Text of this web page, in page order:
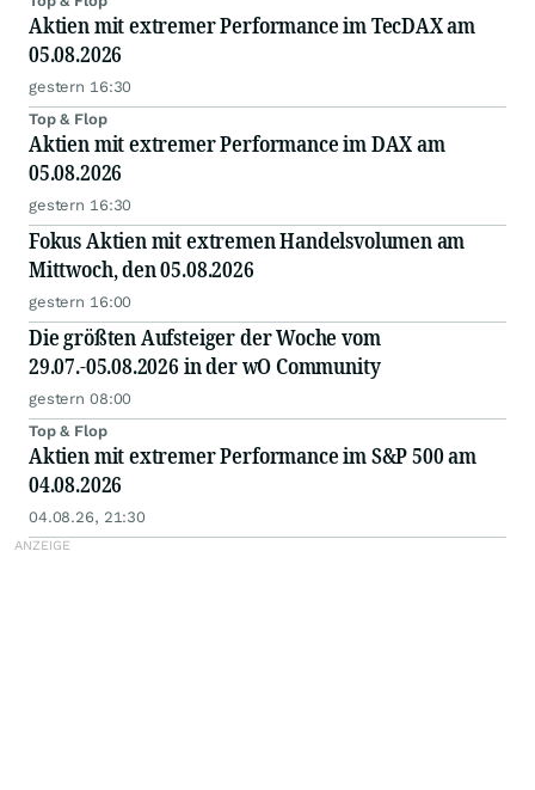
Aktien mit extremer Performance im TecDAX am
05.08.2026
gestern 16:30
Top & Flop
Aktien mit extremer Performance im DAX am
05.08.2026
gestern 16:30
Fokus Aktien mit extremen Handelsvolumen am
Mittwoch, den 05.08.2026
gestern 16:00
Die größten Aufsteiger der Woche vom
29.07.-05.08.2026 in der wO Community
gestern 08:00
Top & Flop
Aktien mit extremer Performance im S&P 500 am
04.08.2026
04.08.26, 21:30